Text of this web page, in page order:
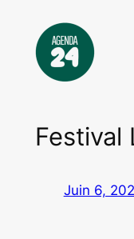
contenu
Festival
Juin 6,